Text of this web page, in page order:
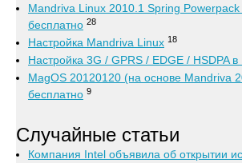
Mandriva Linux 2010.1 Spring
бесплатно 28
Настройка Mandriva Linux 18
Настройка 3G / GPRS / EDGE / HSDPA
MagOS 20120120 (на основе Mandriva
бесплатно 9
Случайные статьи
Компания Intel объявила об открытии